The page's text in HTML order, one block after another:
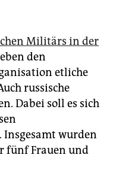
Militärs in der
den
etliche
russische
Dabei soll es sich
wurden
fünf Frauen und